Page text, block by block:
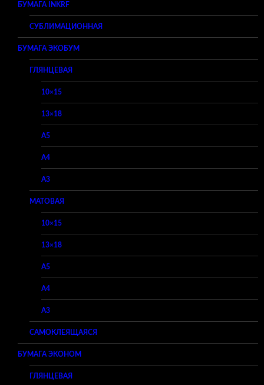
БУМАГА INKRF
СУБЛИМАЦИОННАЯ
БУМАГА ЭКОБУМ
ГЛЯНЦЕВАЯ
10×15
13×18
A5
A4
A3
МАТОВАЯ
10×15
13×18
A5
A4
A3
САМОКЛЕЯЩАЯСЯ
БУМАГА ЭКОНОМ
ГЛЯНЦЕВАЯ